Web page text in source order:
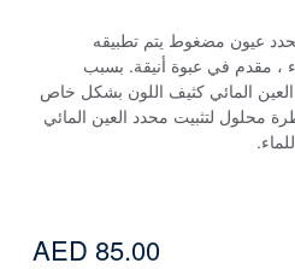
عيون مضغوط يتم تطبيقه
، مقدم في عبوة أنيقة. بسبب
العين المائي كثيف اللون بشكل خاص
محلول لتثبيت محدد العين المائي
AED 85.00